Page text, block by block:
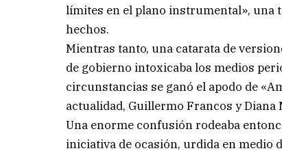
límites en el plano instrumental», una
hechos.
Mientras tanto, una catarata de
de gobierno intoxicaba los medios
circunstancias se ganó el apodo de
actualidad, Guillermo Francos y
Una enorme confusión rodeaba
iniciativa de ocasión, urdida en medio